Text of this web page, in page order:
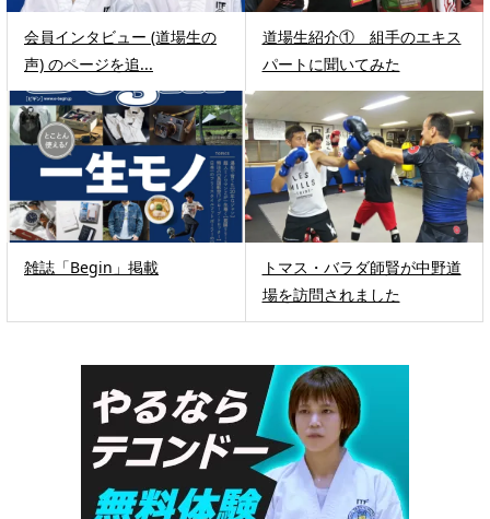
会員インタビュー (道場生の
声) のページを追...
道場生紹介① 組手のエキス
パートに聞いてみた
雑誌「Begin」掲載
トマス・バラダ師賢が中野道
場を訪問されました